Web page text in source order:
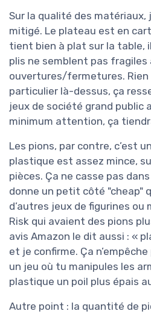
Sur la qualité des matériaux,
mitigé. Le plateau est en
tient bien à plat sur la table,
plis ne semblent pas fragiles
ouvertures/fermetures. Rien
particulier là-dessus, ça
jeux de société grand public
minimum attention, ça
Les pions, par contre, c’est
plastique est assez mince,
pièces. Ça ne casse pas
donne un petit côté "cheap"
d’autres jeux de figurines ou
Risk qui avaient des pions
avis Amazon le dit aussi : «
et je confirme. Ça
un jeu où tu manipules les
plastique un poil plus épais
Autre point : la quantité de